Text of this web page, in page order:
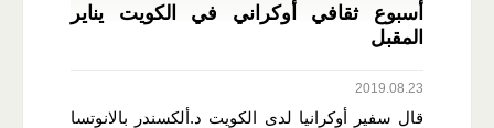
أسبوع ثقافي أوكراني في الكويت يناير
المقبل
2019.08.23
قال سفير أوكرانيا لدى الكويت د.ألكسندر بالانوتسا